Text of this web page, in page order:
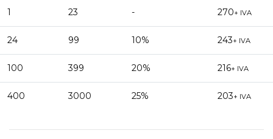
1 23 - 270+ IVA
24 99 10% 243+ IVA
100 399 20% 216+ IVA
400 3000 25% 203+ IVA